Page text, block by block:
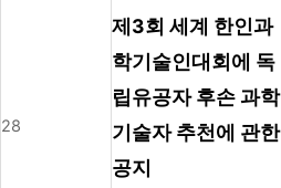
28
제3회 세계 한인과
학기술인대회에 독
립유공자 후손 과학
기술자 추천에 관한
공지